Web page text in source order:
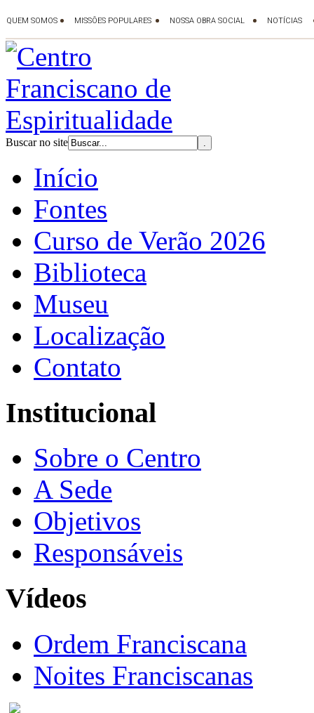
Buscar no site
Início
Fontes
Curso de Verão 2026
Biblioteca
Museu
Localização
Contato
Institucional
Sobre o Centro
A Sede
Objetivos
Responsáveis
Vídeos
Ordem Franciscana
Noites Franciscanas